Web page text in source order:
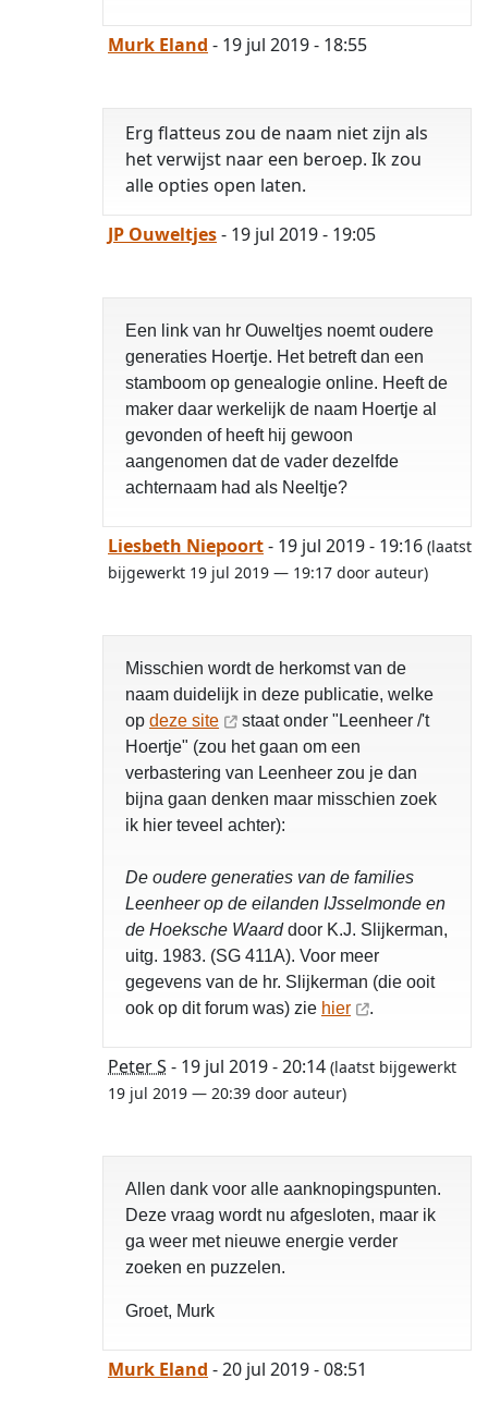
Murk Eland - 19 jul 2019 - 18:55
Erg flatteus zou de naam niet zijn als
het verwijst naar een beroep. Ik zou
alle opties open laten.
JP Ouweltjes- 19 jul 2019 - 19:05
Een link van hr Ouweltjes noemt oudere
generaties Hoertje. Het betreft dan een
stamboom op genealogie online. Heeft de
maker daar werkelijk de naam Hoertje al
gevonden of heeft hij gewoon
aangenomen dat de vader dezelfde
achternaam had als Neeltje?
Liesbeth Niepoort- 19 jul 2019 - 19:16 (laatst
bijgewerkt 19 jul 2019 — 19:17 door auteur)
Misschien wordt de herkomst van de
naam duidelijk in deze publicatie, welke
op deze site
staat onder "Leenheer /'t
Hoertje" (zou het gaan om een
verbastering van Leenheer zou je dan
bijna gaan denken maar misschien zoek
ik hier teveel achter):
De oudere generaties van de families
Leenheer op de eilanden IJsselmonde en
de Hoeksche Waarddoor K.J. Slijkerman,
uitg. 1983. (SG 411A). Voor meer
gegevens van de hr. Slijkerman (die ooit
ook op dit forum was) zie hier .
Peter S - 19 jul 2019 - 20:14 (laatst bijgewerkt
19 jul 2019 — 20:39 door auteur)
Allen dank voor alle aanknopingspunten.
Deze vraag wordt nu afgesloten, maar ik
ga weer met nieuwe energie verder
zoeken en puzzelen.
Groet, Murk
Murk Eland - 20 jul 2019 - 08:51
opgelost